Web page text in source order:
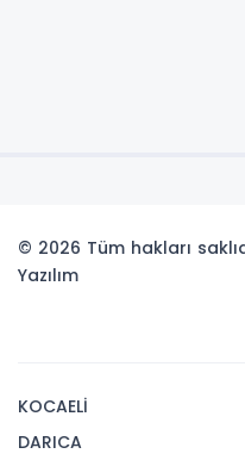
© 2026 Tüm hakları
Yazılım
KOCAELİ
DARICA